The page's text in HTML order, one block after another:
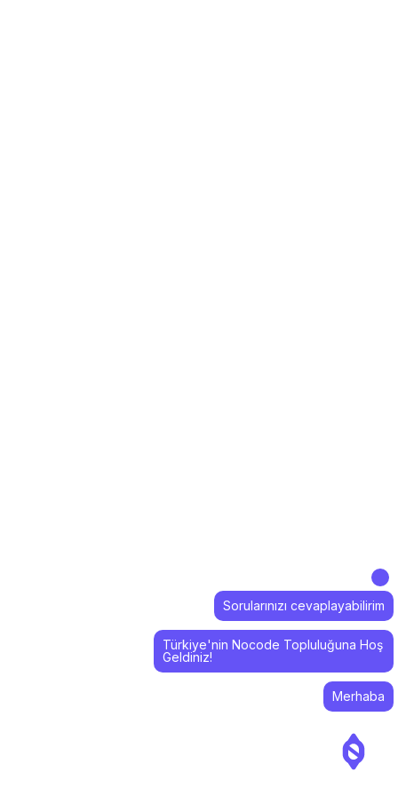
Merhaba
Türkiye'nin Nocode Topluluğuna Hoş
Geldiniz!
Sorularınızı cevaplayabilirim